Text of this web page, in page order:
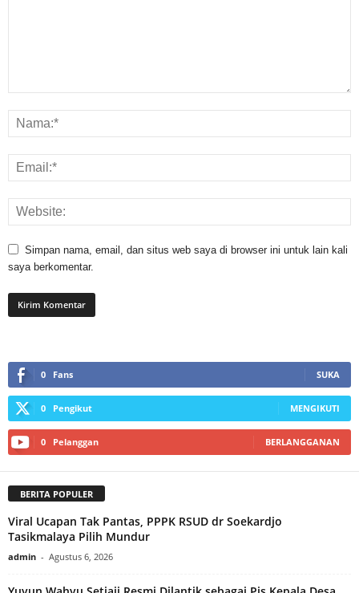
Simpan nama, email, dan situs web saya di browser ini untuk lain kali
saya berkomentar.
0 Fans SUKA
0 Pengikut MENGIKUTI
0 Pelanggan BERLANGGANAN
BERITA POPULER
Viral Ucapan Tak Pantas, PPPK RSUD dr Soekardjo
Tasikmalaya Pilih Mundur
admin - Agustus 6, 2026